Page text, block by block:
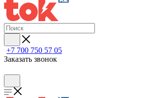
+7 700 750 57 05
Заказать звонок